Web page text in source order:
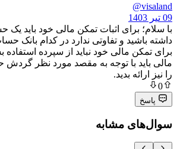
اثبات تمکن مالی خود باید یک حساب
و تفاوتی ندارد در کدام بانک حساب باز
خود نباید از سپرده استفاده بشه. در
بدید.
مشابه